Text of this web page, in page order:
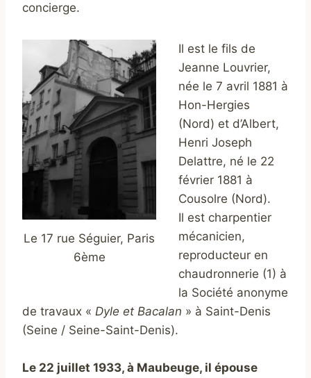
concierge.
Le 17 rue Séguier, Paris
6ème
Il est le fils de
Jeanne Louvrier,
née le 7 avril 1881 à
Hon-Hergies
(Nord) et d’Albert,
Henri Joseph
Delattre, né le 22
février 1881 à
Cousolre (Nord).
Il est charpentier
mécanicien,
reproducteur en
chaudronnerie (1) à
la Société anonyme
de travaux « Dyle et Bacalan » à Saint-Denis
(Seine / Seine-Saint-Denis).
Le 22 juillet 1933, à Maubeuge, il épouse